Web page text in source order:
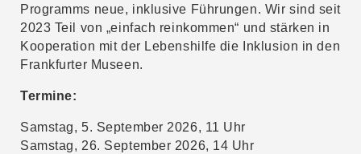
Programms neue, inklusive Führungen. Wir sind seit
2023 Teil von „einfach reinkommen“ und stärken in
Kooperation mit der Lebenshilfe die Inklusion in den
Frankfurter Museen.
Termine:
Samstag, 5. September 2026, 11 Uhr
Samstag, 26. September 2026, 14 Uhr